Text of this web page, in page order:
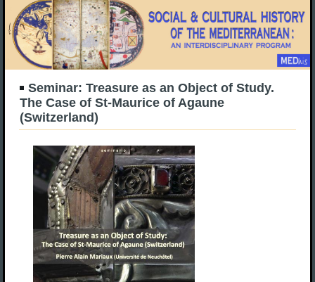
Seminar: Treasure as an Object of Study.
The Case of St-Maurice of Agaune
(Switzerland)